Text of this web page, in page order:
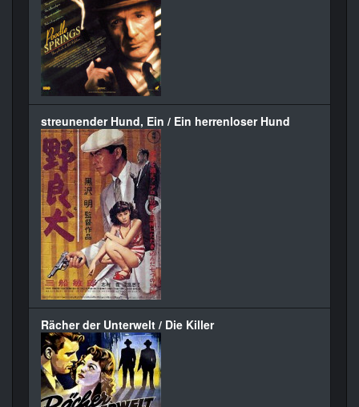
streunender Hund, Ein / Ein herrenloser Hund
Rächer der Unterwelt / Die Killer